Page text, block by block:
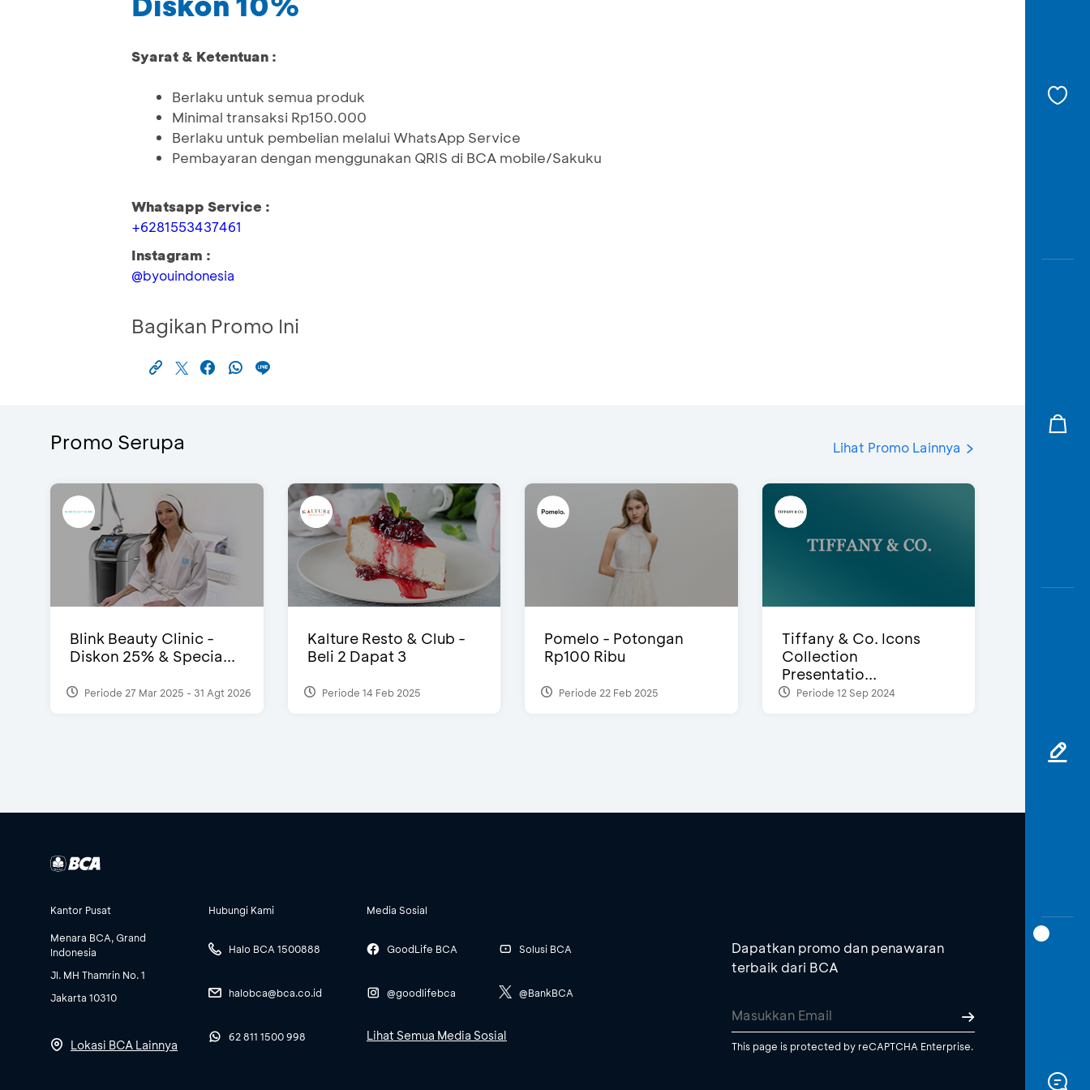
Syarat & Ketentuan :
Berlaku untuk semua produk
Minimal transaksi Rp150.000
Berlaku untuk pembelian melalui WhatsApp Service
Pembayaran dengan menggunakan QRIS di BCA mobile/Sakuku
Whatsapp Service :
+6281553437461
Instagram :
@byouindonesia
Bagikan Promo Ini
Promo Serupa Lihat Promo Lainnya
Blink Beauty Clinic -
Diskon 25% & Specia...
Periode 27 Mar 2025 - 31 Agt 2026
Kalture Resto & Club -
Beli 2 Dapat 3
Periode 14 Feb 2025
Pomelo - Potongan
Rp100 Ribu
Periode 22 Feb 2025
Tiffany & Co. Icons
Collection
Presentatio...
Periode 12 Sep 2024
Kantor Pusat
Menara BCA, Grand
Indonesia
Jl. MH Thamrin No. 1
Jakarta 10310
Lokasi BCA Lainnya
Hubungi Kami
Halo BCA 1500888
halobca@bca.co.id
62 811 1500 998
Media Sosial
GoodLife BCA
@goodlifebca
Solusi BCA
@BankBCA
Lihat Semua Media Sosial
Dapatkan promo dan penawaran
terbaik dari BCA
This page is protected by reCAPTCHA Enterprise.